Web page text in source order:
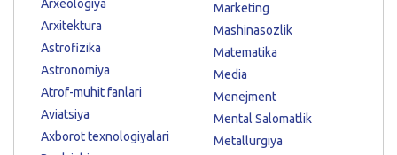
Arxeologiya
Arxitektura
Astrofizika
Astronomiya
Atrof-muhit fanlari
Aviatsiya
Axborot texnologiyalari
Marketing
Mashinasozlik
Matematika
Media
Menejment
Mental Salomatlik
Metallurgiya